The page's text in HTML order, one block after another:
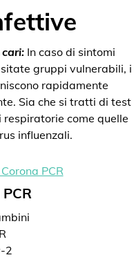
In caso di sintomi
gruppi vulnerabili, i
rapidamente
Sia che si tratti di test
come quelle
influenzali.
2